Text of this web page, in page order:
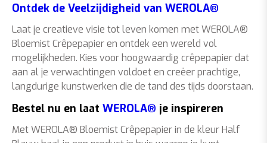
Ontdek de Veelzijdigheid van WEROLA®
Laat je creatieve visie tot leven komen met WEROLA®
Bloemist Crêpepapier en ontdek een wereld vol
mogelijkheden. Kies voor hoogwaardig crêpepapier dat
aan al je verwachtingen voldoet en creëer prachtige,
langdurige kunstwerken die de tand des tijds doorstaan.
Bestel nu en laat WEROLA® je inspireren
Met WEROLA® Bloemist Crêpepapier in de kleur Half